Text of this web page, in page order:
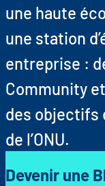
une haute
une station
entreprise :
Community
des objectifs
de l’ONU.
Devenir une